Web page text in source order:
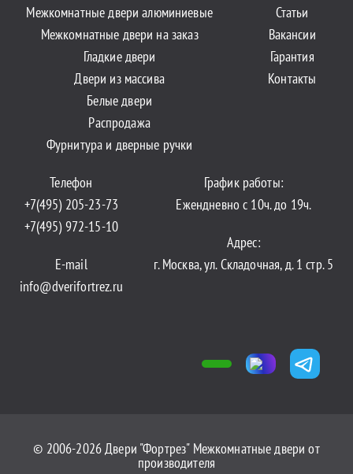
Межкомнатные двери алюминиевые
Межкомнатные двери на заказ
Гладкие двери
Двери из массива
Белые двери
Распродажа
Фурнитура и дверные ручки
Статьи
Вакансии
Гарантия
Контакты
Телефон
+7(495) 205-23-73
+7(495) 972-15-10
E-mail
info@dverifortrez.ru
График работы:
Ежендневно с 10ч. до 19ч.
Адрес:
г. Москва, ул. Складочная, д. 1 стр. 5
© 2006-2026 Двери "Фортрез" Межкомнатные двери от
производителя